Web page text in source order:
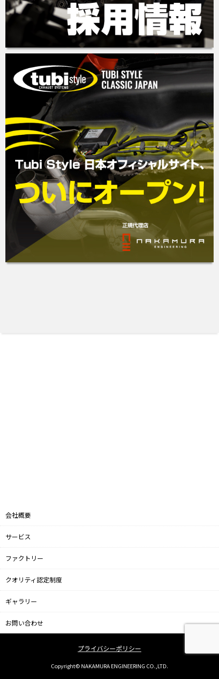
会社概要
サービス
ファクトリー
クオリティ認定制度
ギャラリー
お問い合わせ
プライバシーポリシー
Copyright© NAKAMURA ENGINEERING CO.,LTD.